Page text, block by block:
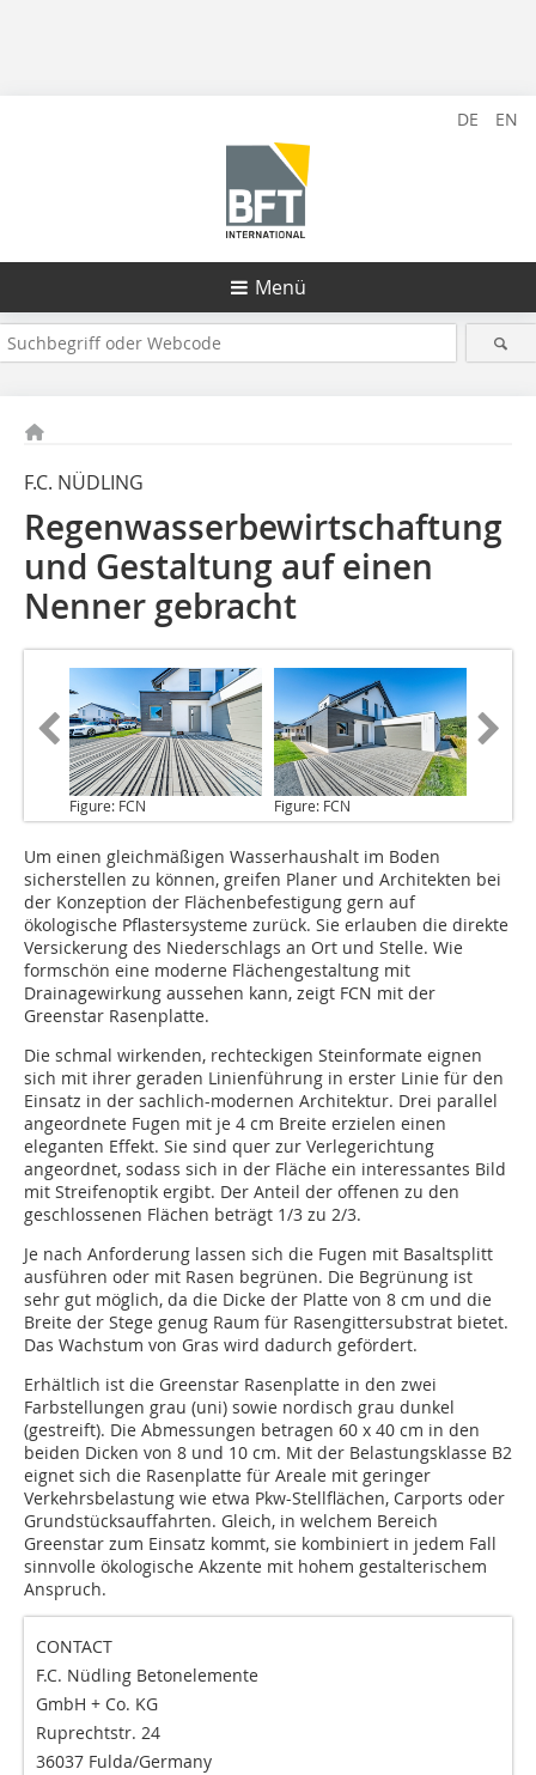
DE EN
Menü
F.C. NÜDLING
Regenwasserbewirtschaftung
und Gestaltung auf einen
Nenner gebracht
Figure: FCN Figure: FCN
Um einen gleichmäßigen Wasserhaushalt im Boden
sicherstellen zu können, greifen Planer und Architekten bei
der Konzeption der Flächenbefestigung gern auf
ökologische Pflastersysteme zurück. Sie erlauben die direkte
Versickerung des Niederschlags an Ort und Stelle. Wie
formschön eine moderne Flächengestaltung mit
Drainagewirkung aussehen kann, zeigt FCN mit der
Greenstar Rasenplatte.
Die schmal wirkenden, rechteckigen Steinformate eignen
sich mit ihrer geraden Linienführung in erster Linie für den
Einsatz in der sachlich-modernen Architektur. Drei parallel
angeordnete Fugen mit je 4 cm Breite erzielen einen
eleganten Effekt. Sie sind quer zur Verlegerichtung
angeordnet, sodass sich in der Fläche ein interessantes Bild
mit Streifenoptik ergibt. Der Anteil der offenen zu den
geschlossenen Flächen beträgt 1/3 zu 2/3.
Je nach Anforderung lassen sich die Fugen mit Basaltsplitt
ausführen oder mit Rasen begrünen. Die Begrünung ist
sehr gut möglich, da die Dicke der Platte von 8 cm und die
Breite der Stege genug Raum für Rasengittersubstrat bietet.
Das Wachstum von Gras wird dadurch gefördert.
Erhältlich ist die Greenstar Rasenplatte in den zwei
Farbstellungen grau (uni) sowie nordisch grau dunkel
(gestreift). Die Abmessungen betragen 60 x 40 cm in den
beiden Dicken von 8 und 10 cm. Mit der Belastungsklasse B2
eignet sich die Rasenplatte für Areale mit geringer
Verkehrsbelastung wie etwa Pkw-Stellflächen, Carports oder
Grundstücksauffahrten. Gleich, in welchem Bereich
Greenstar zum Einsatz kommt, sie kombiniert in jedem Fall
sinnvolle ökologische Akzente mit hohem gestalterischem
Anspruch.
CONTACT
F.C. Nüdling Betonelemente
GmbH + Co. KG
Ruprechtstr. 24
36037 Fulda/Germany